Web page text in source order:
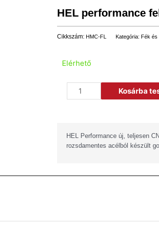
HEL performance
Cikkszám: HMC-FL Kategória: Fék és
Elérhető
Kosárba
HEL Performance új, teljesen
rozsdamentes acélból készült